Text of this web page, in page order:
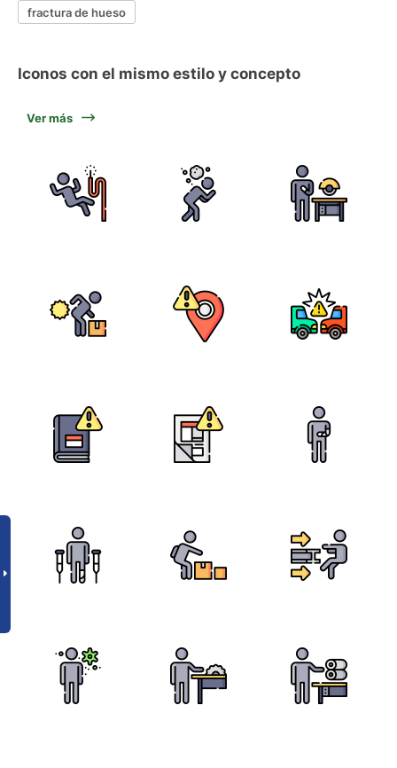
fractura de hueso
Iconos con el mismo estilo y concepto
Ver más